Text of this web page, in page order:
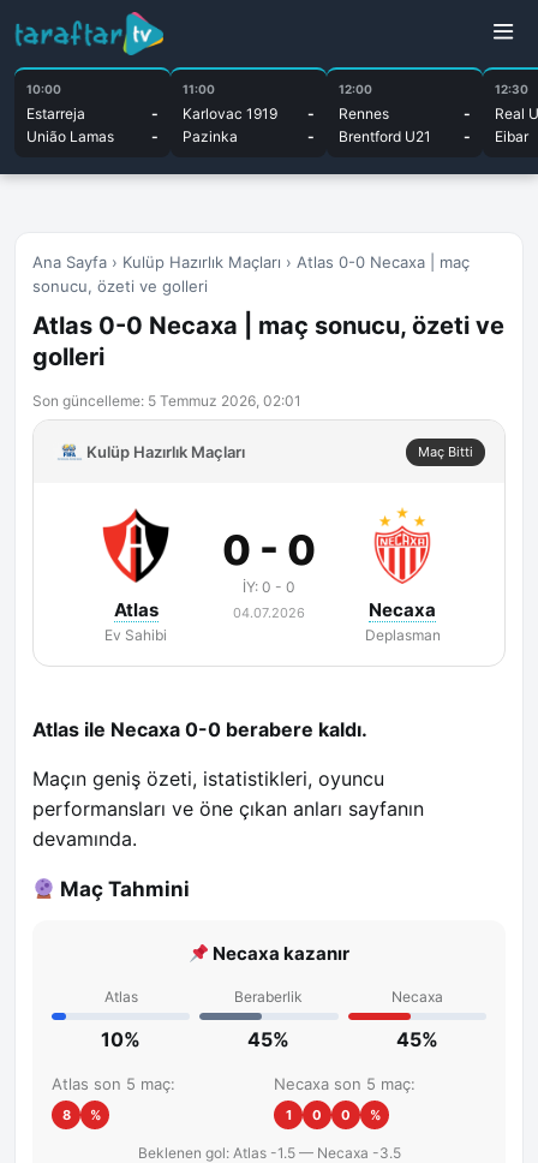
10:00
Estarreja
-
União Lamas
-
11:00
Karlovac 1919
-
Pazinka
-
12:00
Rennes
-
Brentford U21
-
12:30
Real
Eibar
Ana Sayfa › Kulüp Hazırlık Maçları › Atlas 0-0 Necaxa | maç
sonucu, özeti ve golleri
Atlas 0-0 Necaxa | maç sonucu, özeti ve
golleri
Son güncelleme: 5 Temmuz 2026, 02:01
Kulüp Hazırlık Maçları Maç Bitti
Atlas
Ev Sahibi
0 - 0
İY: 0 - 0
04.07.2026 Necaxa
Deplasman
Atlas ile Necaxa 0-0 berabere kaldı.
Maçın geniş özeti, istatistikleri, oyuncu
performansları ve öne çıkan anları sayfanın
devamında.
Maç Tahmini
Necaxa kazanır
Atlas
10%
Beraberlik
45%
Necaxa
45%
Atlas son 5 maç:
8 %
Necaxa son 5 maç:
1 0 0 %
Beklenen gol: Atlas -1.5 — Necaxa -3.5